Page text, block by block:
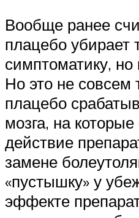
Вообще ранее
плацебо убирает
симптоматику, но
Но это не
плацебо
мозга, на
действие
замене
«пустышку» у
эффекте